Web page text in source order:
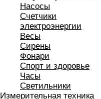
Насосы
Счетчики
электроэнергии
Весы
Сирены
Фонари
Спорт и здоровье
Часы
Светильники
Измерительная техника